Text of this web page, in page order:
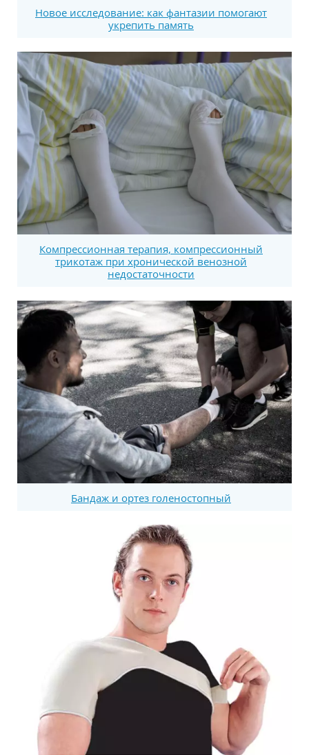
Новое исследование: как фантазии помогают
укрепить память
Компрессионная терапия, компрессионный
трикотаж при хронической венозной
недостаточности
Бандаж и ортез голеностопный